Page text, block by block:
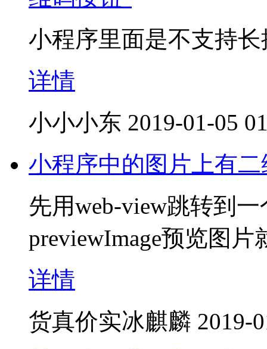
小程序里面是不支持
详情
小小小东 2019-01-05
小程序中的图片上有
先用web-view跳转到
previewImage预览图
详情
货真价实冰麒麟 2019-